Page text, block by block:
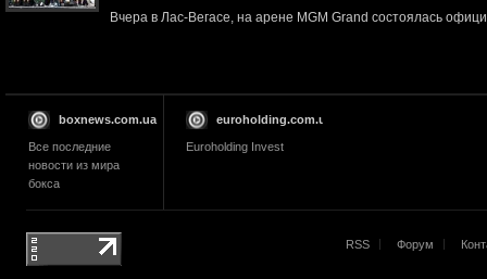
Вчера в Лас-Вегасе, на арене MGM Grand состоялась
boxnews.com.ua
Все последние
новости из мира
бокса
euroholding.com.ua
Euroholding Invest
RSS Форум